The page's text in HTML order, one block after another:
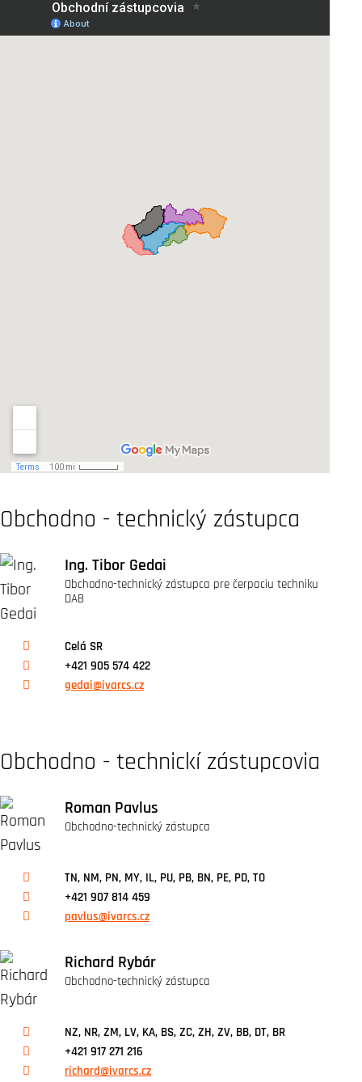
Obchodno - technický zástupca
Ing. Tibor Gedai
Obchodno-technický zástupca pre čerpaciu techniku
DAB
Celá SR
+421 905 574 422
gedai@ivarcs.cz
Obchodno - technickí zástupcovia
Roman Pavlus
Obchodno-technický zástupca
TN, NM, PN, MY, IL, PU, PB, BN, PE, PD, TO
+421 907 814 459
pavlus@ivarcs.cz
Richard Rybár
Obchodno-technický zástupca
NZ, NR, ZM, LV, KA, BS, ZC, ZH, ZV, BB, DT, BR
+421 917 271 216
richard@ivarcs.cz